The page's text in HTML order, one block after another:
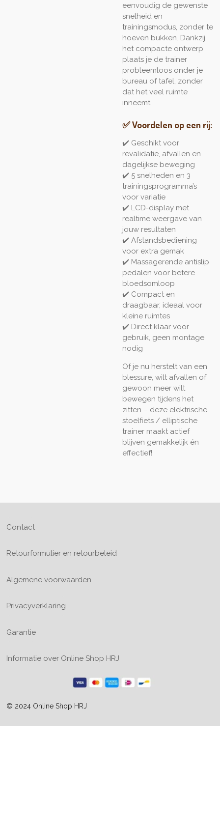
eenvoudig de gewenste
snelheid en
trainingsmodus, zonder te
hoeven bukken. Dankzij
het compacte ontwerp
plaats je de trainer
probleemloos onder je
bureau of tafel, zonder
dat het veel ruimte
inneemt.
✅ Voordelen op een rij:
✔️ Geschikt voor
revalidatie, afvallen en
dagelijkse beweging
✔️ 5 snelheden en 3
trainingsprogramma’s
voor variatie
✔️ LCD-display met
realtime weergave van
jouw resultaten
✔️ Afstandsbediening
voor extra gemak
✔️ Massagerende antislip
pedalen voor betere
bloedsomloop
✔️ Compact en
draagbaar, ideaal voor
kleine ruimtes
✔️ Direct klaar voor
gebruik, geen montage
nodig
Of je nu herstelt van een
blessure, wilt afvallen of
gewoon meer wilt
bewegen tijdens het
zitten – deze elektrische
stoelfiets / elliptische
trainer maakt actief
blijven gemakkelijk én
effectief!
Contact
Retourformulier en retourbeleid
Algemene voorwaarden
Privacyverklaring
Garantie
Informatie over Online Shop HRJ
© 2024 Online Shop HRJ